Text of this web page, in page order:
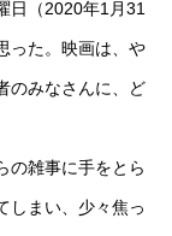
日（2020年1月31
った。映画は、や
のみなさんに、ど
の雑事に手をとら
しまい、少々焦っ